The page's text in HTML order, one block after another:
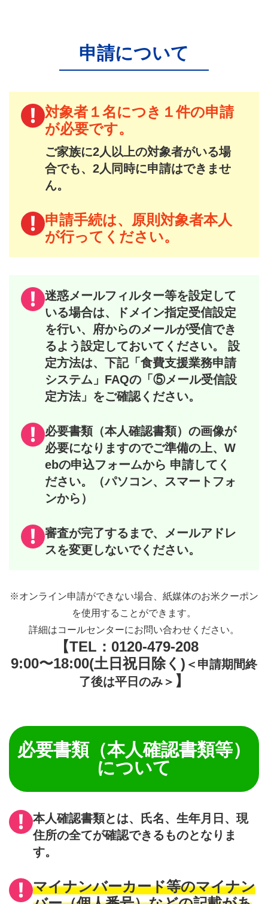
申請について
対象者１名につき１件の申請
が必要です。
ご家族に2人以上の対象者がいる場
合でも、2人同時に申請はできませ
ん。
申請手続は、原則対象者本人
が行ってください。
迷惑メールフィルター等を設定して
いる場合は、ドメイン指定受信設定
を行い、府からのメールが受信でき
るよう設定しておいてください。 設
定方法は、下記「食費支援業務申請
システム」FAQの「⑤メール受信設
定方法」をご確認ください。
必要書類（本人確認書類）の画像が
必要になりますのでご準備の上、W
ebの申込フォームから 申請してく
ださい。（パソコン、スマートフォ
ンから）
審査が完了するまで、メールアドレ
スを変更しないでください。
※オンライン申請ができない場合、紙媒体のお米クーポン
を使用することができます。
詳細はコールセンターにお問い合わせください。
【TEL：0120-479-208
9:00〜18:00(土日祝日除く) ＜申請期間終
了後は平日のみ＞ 】
必要書類（本人確認書類等）
について
本人確認書類とは、
氏名、生年月日、現
住所の全てが確認できるものとなりま
す。
マイナンバーカード等のマイナン